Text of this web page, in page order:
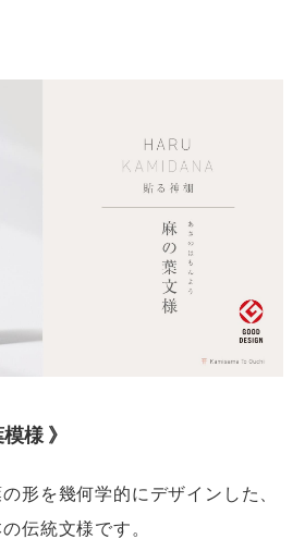
様 》
形を幾何学的にデザインした、
伝統文様です。